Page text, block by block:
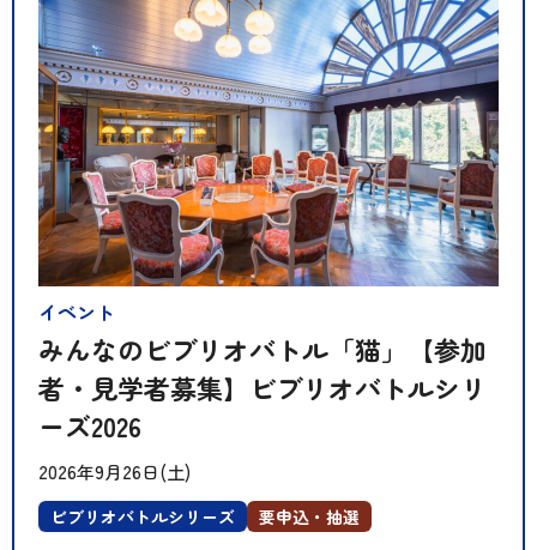
みんなのビブリオバトル「猫」【参加
者・見学者募集】ビブリオバトルシリ
ーズ2026
イベント
2026年9月26日(土)
ビブリオバトルシリーズ 要申込・抽選